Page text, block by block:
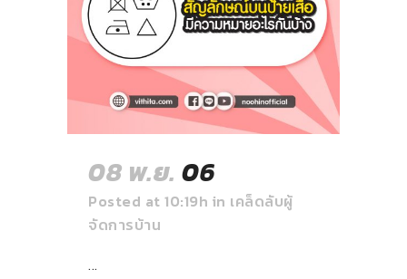
08 พ.ย. 06
Posted at 10:19h in เคล็ดลับผู้
จัดการบ้าน
...